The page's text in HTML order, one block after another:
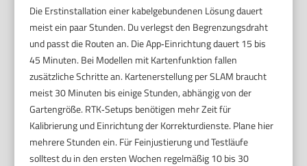
Die Erstinstallation einer kabelgebundenen Lösung dauert
meist ein paar Stunden. Du verlegst den Begrenzungsdraht
und passt die Routen an. Die App‑Einrichtung dauert 15 bis
45 Minuten. Bei Modellen mit Kartenfunktion fallen
zusätzliche Schritte an. Kartenerstellung per SLAM braucht
meist 30 Minuten bis einige Stunden, abhängig von der
Gartengröße. RTK‑Setups benötigen mehr Zeit für
Kalibrierung und Einrichtung der Korrekturdienste. Plane hier
mehrere Stunden ein. Für Feinjustierung und Testläufe
solltest du in den ersten Wochen regelmäßig 10 bis 30